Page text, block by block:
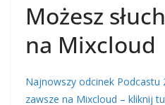
Możesz
na Mixcloud
Najnowszy odcinek Podcastu
zawsze na Mixcloud – kliknij